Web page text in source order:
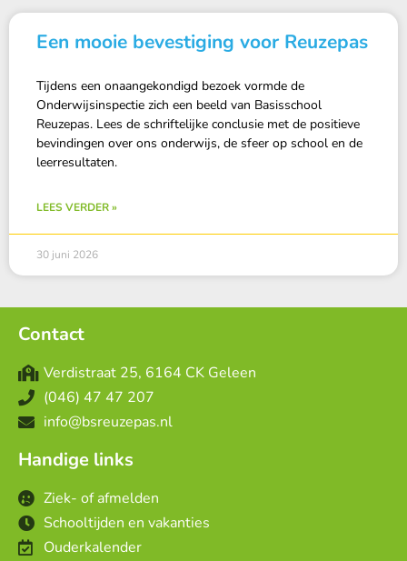
Een mooie bevestiging voor Reuzepas
Tijdens een onaangekondigd bezoek vormde de
Onderwijsinspectie zich een beeld van Basisschool
Reuzepas. Lees de schriftelijke conclusie met de positieve
bevindingen over ons onderwijs, de sfeer op school en de
leerresultaten.
LEES VERDER »
30 juni 2026
Contact
Verdistraat 25, 6164 CK Geleen
(046) 47 47 207
info@bsreuzepas.nl
Handige links
Ziek- of afmelden
Schooltijden en vakanties
Ouderkalender